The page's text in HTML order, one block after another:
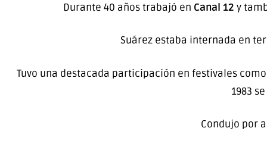
Durante 40 años trabajó en Canal 12 y
Suárez estaba internada en
Tuvo una destacada participación en festivales
1983
Condujo por